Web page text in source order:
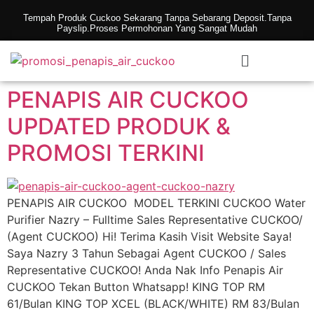
Tempah Produk Cuckoo Sekarang Tanpa Sebarang Deposit.Tanpa
Payslip.Proses Permohonan Yang Sangat Mudah
PENAPIS AIR CUCKOO
UPDATED PRODUK &
PROMOSI TERKINI
PENAPIS AIR CUCKOO MODEL TERKINI CUCKOO Water
Purifier Nazry – Fulltime Sales Representative CUCKOO/
(Agent CUCKOO) Hi! Terima Kasih Visit Website Saya!
Saya Nazry 3 Tahun Sebagai Agent CUCKOO / Sales
Representative CUCKOO! Anda Nak Info Penapis Air
CUCKOO Tekan Button Whatsapp! KING TOP RM
61/Bulan KING TOP XCEL (BLACK/WHITE) RM 83/Bulan